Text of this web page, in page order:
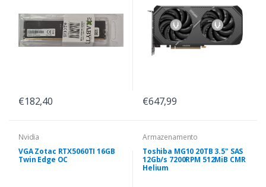
€182,40 €647,99
Nvidia
VGA Zotac RTX5060TI 16GB
Twin Edge OC
Armazenamento
Toshiba MG10 20TB 3.5" SAS
12Gb/s 7200RPM 512MiB CMR
Helium